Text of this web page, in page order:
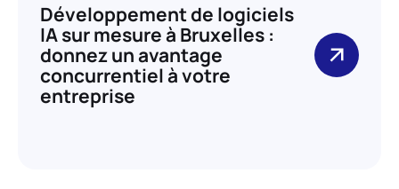
Développement de logiciels
IA sur mesure à Bruxelles :
donnez un avantage
concurrentiel à votre
entreprise